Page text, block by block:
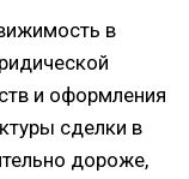
в
и оформления
сделки в
дороже,